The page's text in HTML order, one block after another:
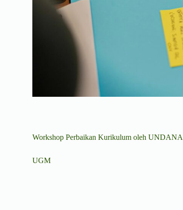
Workshop Perbaikan Kurikulum oleh UNDANA
UGM